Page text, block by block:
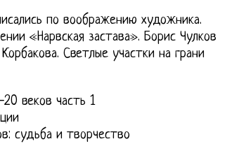
по воображению художника.
«Нарвская застава». Борис Чулков
Светлые участки на грани
веков часть 1
судьба и творчество